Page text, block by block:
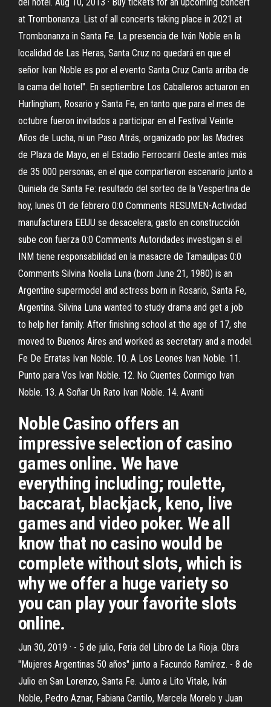
at Trombonanza. List of all concerts taking place in 2021 at
Trombonanza in Santa Fe. La presencia de Iván Noble en la
localidad de Las Heras, Santa Cruz no quedará en que el
señor Ivan Noble es por el evento Santa Cruz Canta arriba de
la cama del hotel". En septiembre Los Caballeros actuaron en
Hurlingham, Rosario y Santa Fe, en tanto que para el mes de
octubre fueron invitados a participar en el Festival Veinte
Años de Lucha, ni un Paso Atrás, organizado por las Madres
de Plaza de Mayo, en el Estadio Ferrocarril Oeste antes más
de 35 000 personas, en el que compartieron escenario junto a
Quiniela de Santa Fe: resultado del sorteo de la Vespertina de
hoy, lunes 01 de febrero 0:0 Comments RESUMEN-Actividad
manufacturera EEUU se desacelera; gasto en construcción
sube con fuerza 0:0 Comments Autoridades investigan si el
INM tiene responsabilidad en la masacre de Tamaulipas 0:0
Comments Silvina Noelia Luna (born June 21, 1980) is an
Argentine supermodel and actress born in Rosario, Santa Fe,
Argentina. Silvina Luna wanted to study drama and get a job
to help her family. After finishing school at the age of 17, she
moved to Buenos Aires and worked as secretary and a model.
Fe De Erratas Ivan Noble. 10. A Los Leones Ivan Noble. 11.
Punto para Vos Ivan Noble. 12. No Cuentes Conmigo Ivan
Noble. 13. A Soñar Un Rato Ivan Noble. 14. Avanti
Noble Casino offers an
impressive selection of casino
games online. We have
everything including; roulette,
baccarat, blackjack, keno, live
games and video poker. We all
know that no casino would be
complete without slots, which is
why we offer a huge variety so
you can play your favorite slots
online.
Jun 30, 2019 · - 5 de julio, Feria del Libro de La Rioja. Obra
"Mujeres Argentinas 50 años" junto a Facundo Ramírez. - 8 de
Julio en San Lorenzo, Santa Fe. Junto a Lito Vitale, Iván
Noble, Pedro Aznar, Fabiana Cantilo, Marcela Morelo y Juan